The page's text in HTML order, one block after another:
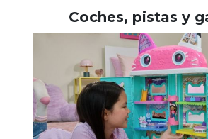
Coches, pistas y